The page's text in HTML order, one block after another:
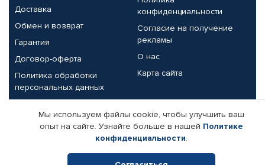
Доставка
Обмен и возврат
Гарантия
Договор-оферта
Политика обработки
персональных данных
конфиденциальности
Согласие на получение
рекламы
О нас
Карта сайта
Партнерам
Корпоративным клиентам
Поставщикам
Реквизиты компании
Мы используем файлы cookie, чтобы улучшить ваш
опыт на сайте. Узнайте больше в нашей Политике
конфиденциальности.